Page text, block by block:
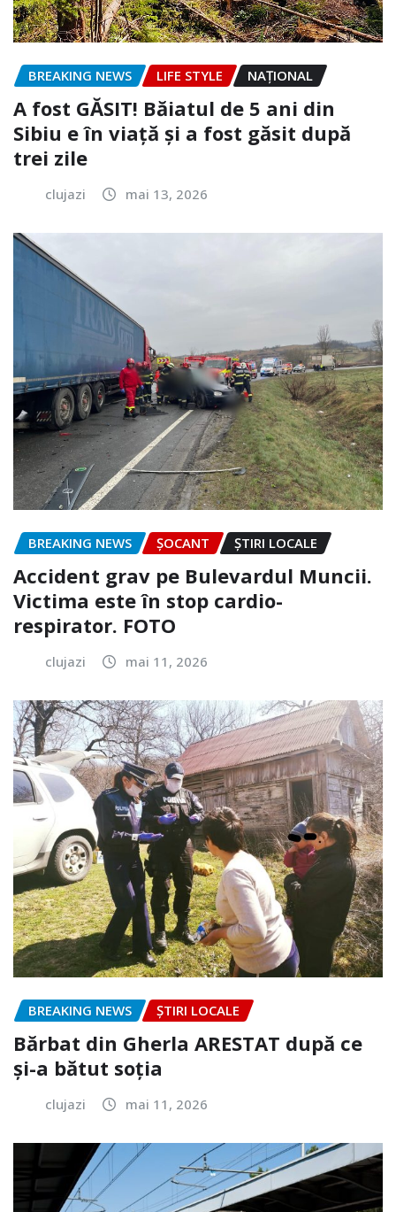
BREAKING NEWS LIFE STYLE NAŢIONAL
A fost GĂSIT! Băiatul de 5 ani din
Sibiu e în viață și a fost găsit după
trei zile
clujazi mai 13, 2026
BREAKING NEWS ȘOCANT ȘTIRI LOCALE
Accident grav pe Bulevardul Muncii.
Victima este în stop cardio-
respirator. FOTO
clujazi mai 11, 2026
BREAKING NEWS ȘTIRI LOCALE
Bărbat din Gherla ARESTAT după ce
și-a bătut soția
clujazi mai 11, 2026